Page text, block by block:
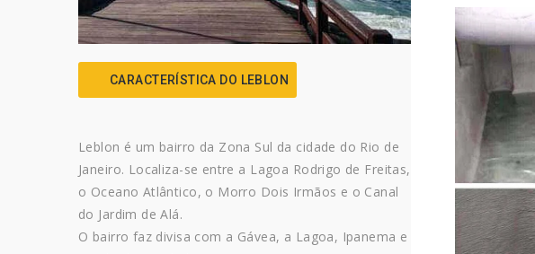
CARACTERÍSTICA DO LEBLON
Leblon é um bairro da Zona Sul da cidade do Rio de
Janeiro. Localiza-se entre a Lagoa Rodrigo de Freitas,
o Oceano Atlântico, o Morro Dois Irmãos e o Canal
do Jardim de Alá.
O bairro faz divisa com a Gávea, a Lagoa, Ipanema e